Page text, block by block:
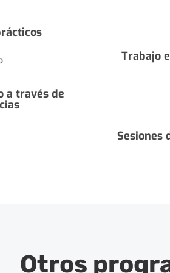
a través de
Trabajo
Sesiones
Otros